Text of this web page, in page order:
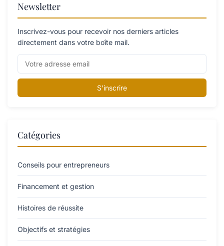
Newsletter
Inscrivez-vous pour recevoir nos derniers articles
directement dans votre boîte mail.
S'inscrire
Catégories
Conseils pour entrepreneurs
Financement et gestion
Histoires de réussite
Objectifs et stratégies